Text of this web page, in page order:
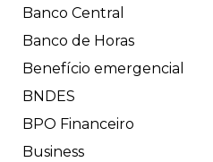
Banco Central
Banco de Horas
Benefício emergencial
BNDES
BPO Financeiro
Business